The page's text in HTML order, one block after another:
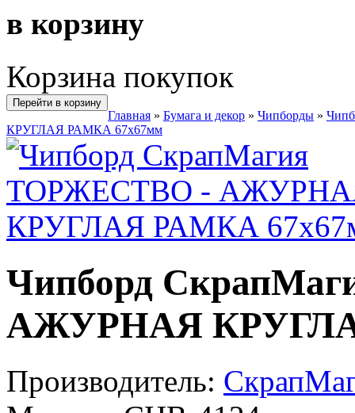
в корзину
Корзина покупок
Перейти в корзину
Главная » Бумага и декор » Чипборды »
КРУГЛАЯ РАМКА 67х67мм
Чипборд
АЖУРНАЯ
Производитель: